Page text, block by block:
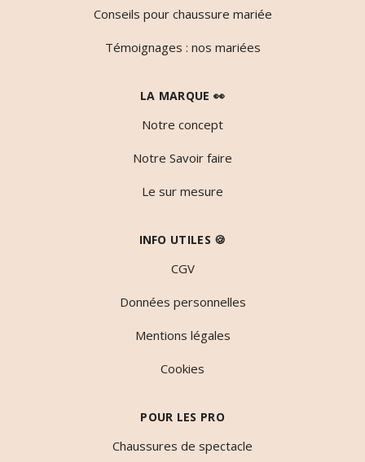
Conseils pour chaussure mariée
Témoignages : nos mariées
LA MARQUE 👀
Notre concept
Notre Savoir faire
Le sur mesure
INFO UTILES 🍪
CGV
Données personnelles
Mentions légales
Cookies
POUR LES PRO
Chaussures de spectacle